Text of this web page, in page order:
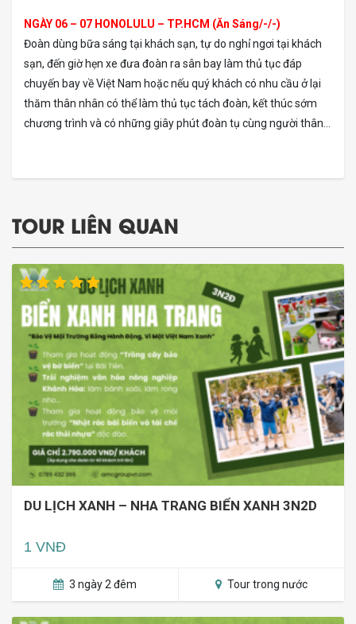
NGÀY 06 – 07 HONOLULU – TP.HCM (Ăn Sáng/-/-)
Đoàn dùng bữa sáng tại khách sạn, tự do nghỉ ngơi tại khách
sạn, đến giờ hẹn xe đưa đoàn ra sân bay làm thủ tục đáp
chuyến bay về Việt Nam hoặc nếu quý khách có nhu cầu ở lại
thăm thân nhân có thể làm thủ tục tách đoàn, kết thúc sớm
chương trình và có những giây phút đoàn tụ cùng người thân…
TOUR LIÊN QUAN
DU LỊCH XANH – NHA TRANG BIỂN XANH 3N2D
1 VNĐ
3 ngày 2 đêm Tour trong nước